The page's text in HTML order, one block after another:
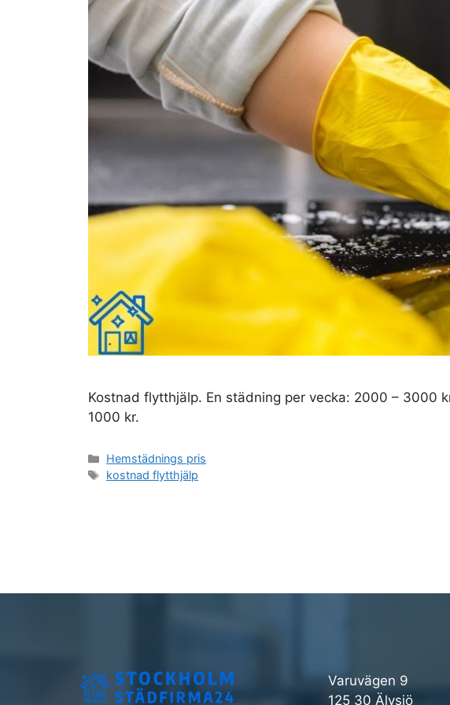
Kostnad flytthjälp. En städning per vecka: 2000 – 3000
1000 kr.
Kategorier
Hemstädnings pris
Etiketter
kostnad flytthjälp
Varuvägen 9
125 30 Älvsjö